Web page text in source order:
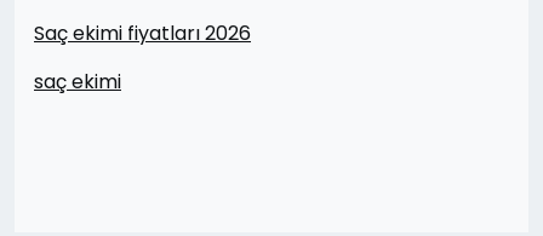
Saç ekimi fiyatları 2026
saç ekimi